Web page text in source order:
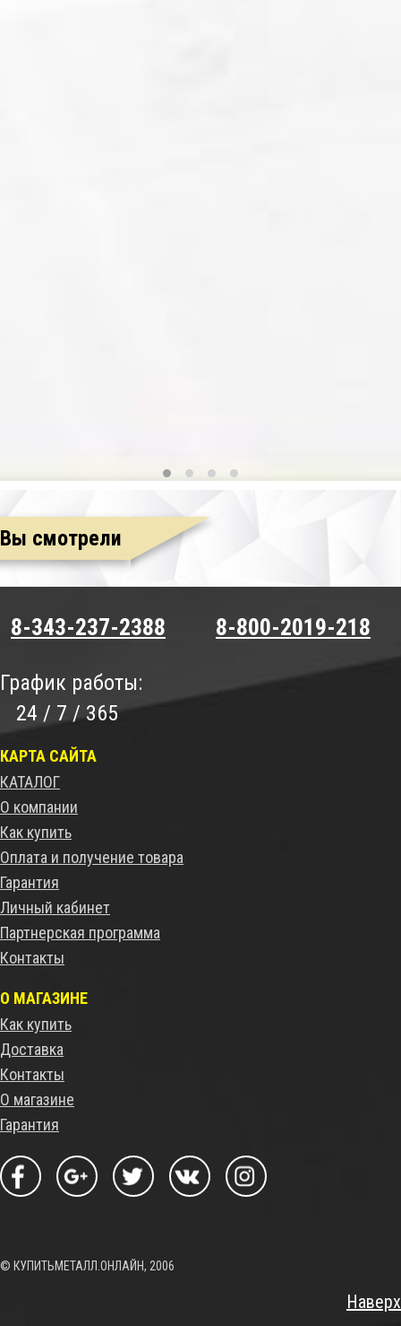
Вы смотрели
8-343-237-2388 8-800-2019-218
График работы:
24 / 7 / 365
КАРТА САЙТА
КАТАЛОГ
О компании
Как купить
Оплата и получение товара
Гарантия
Личный кабинет
Партнерская программа
Контакты
О МАГАЗИНЕ
Как купить
Доставка
Контакты
О магазине
Гарантия
© КУПИТЬМЕТАЛЛ.ОНЛАЙН, 2006
Наверх